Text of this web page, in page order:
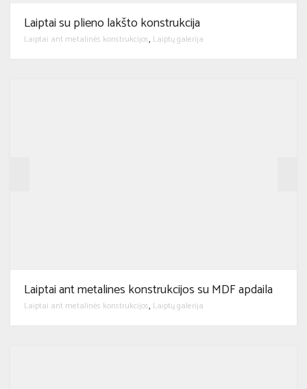
Laiptai su plieno lakšto konstrukcija
Laiptai ant metalinės konstrukcijos, Laiptų galerija
Laiptai ant metalines konstrukcijos su MDF apdaila
Laiptai ant metalinės konstrukcijos Laiptų galerija